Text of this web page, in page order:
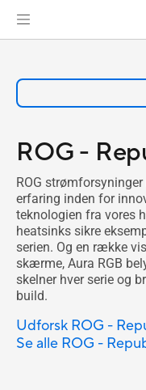
ROG -
ROG
erfaring inden for
teknologien fra vores
heatsinks sikre
serien. Og en række
skærme, Aura RGB
skelner hver serie og
build.
Udforsk ROG -
Se alle ROG -